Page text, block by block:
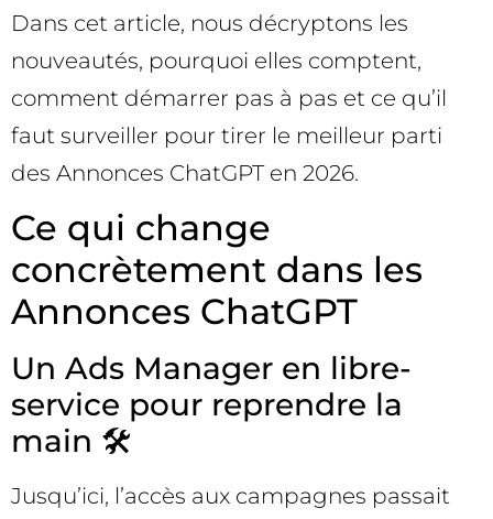
Dans cet article, nous décryptons les
nouveautés, pourquoi elles comptent,
comment démarrer pas à pas et ce qu’il
faut surveiller pour tirer le meilleur parti
des Annonces ChatGPT en 2026.
Ce qui change
concrètement dans les
Annonces ChatGPT
Un Ads Manager en libre-
service pour reprendre la
main 🛠️
Jusqu’ici, l’accès aux campagnes passait